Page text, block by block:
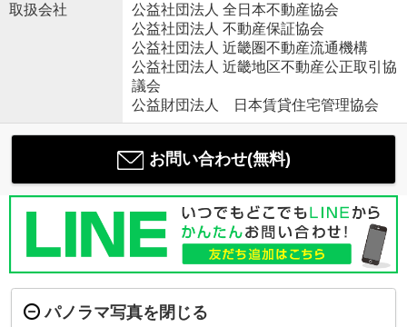
取扱会社
公益社団法人 全日本不動産協会
公益社団法人 不動産保証協会
公益社団法人 近畿圏不動産流通機構
公益社団法人 近畿地区不動産公正取引協
議会
公益財団法人 日本賃貸住宅管理協会
お問い合わせ(無料)
パノラマ写真を閉じる